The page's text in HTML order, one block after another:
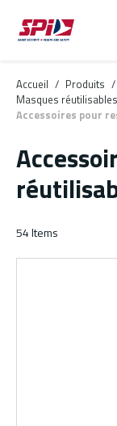
Aller au contenu
Skip to menu
Skip to footer
Accueil / Produits /
Masques réutilisables
Accessoires pour
54Items